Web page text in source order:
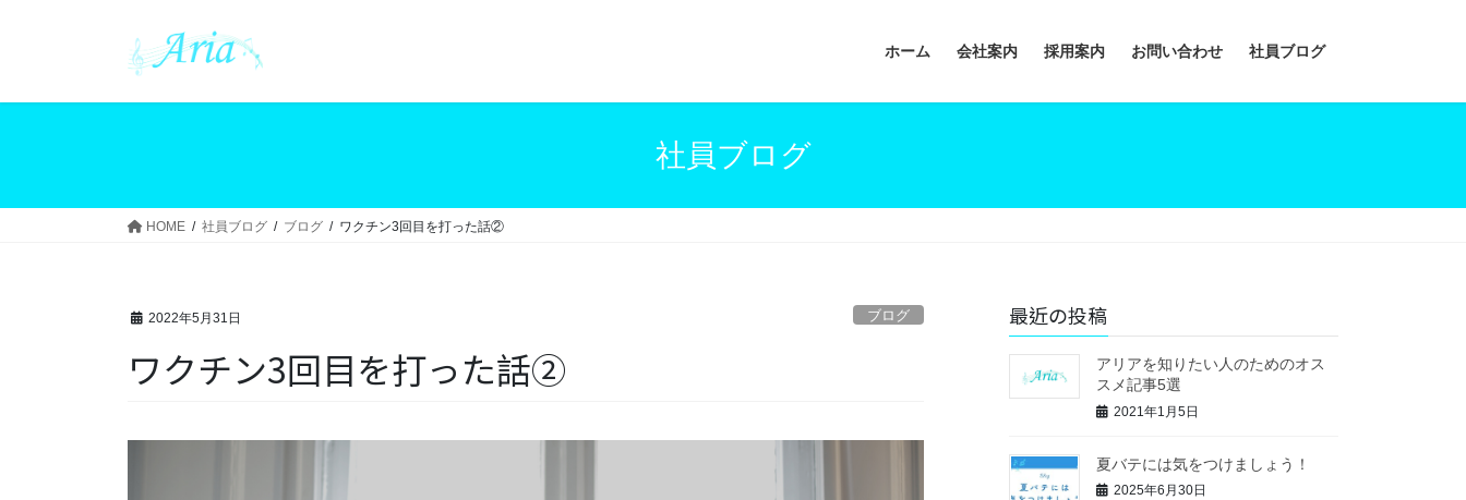
ホーム 会社案内 採用案内 お問い合わせ 社員ブログ
社員ブログ
HOME 社員ブログ ブログ ワクチン3回目を打った話②
2022年5月31日 ブログ
ワクチン3回目を打った話②
最近の投稿
アリアを知りたい人のためのオス
スメ記事5選
2021年1月5日
夏バテには気をつけましょう！
2025年6月30日